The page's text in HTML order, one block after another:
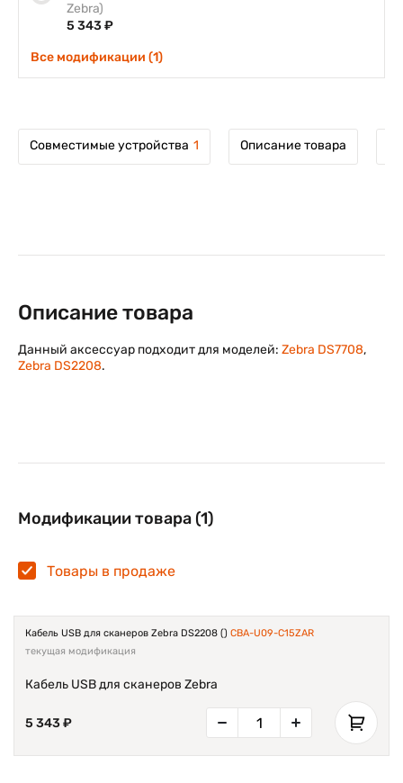
Zebra)
5 343 ₽
Все модификации (1)
Совместимые устройства 1 Описание товара
Описание товара
Данный аксессуар подходит для моделей: Zebra DS7708,
Zebra DS2208.
Модификации товара (1)
Товары в продаже
Кабель USB для сканеров Zebra DS2208 () CBA-U09-C15ZAR
текущая модификация
Кабель USB для сканеров Zebra
5 343 ₽